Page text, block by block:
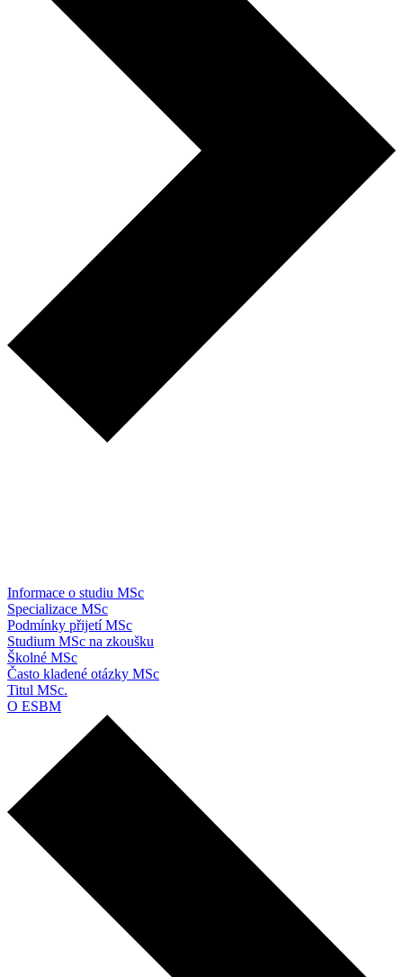
Informace o studiu MSc
Specializace MSc
Podmínky přijetí MSc
Studium MSc na zkoušku
Školné MSc
Často kladené otázky MSc
Titul MSc.
O ESBM